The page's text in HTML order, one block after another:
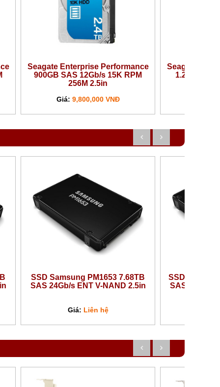
Seagate Enterprise Performance
1.2TB SAS 12Gb/s 10K RPM
256M 2.5in
Giá:10,500,000 VNĐ
Seagate
1.8TB SAS
SSD Samsung PM1653 15.36TB
SAS 24Gb/s ENT V-NAND 2.5in
Giá:Liên hệ
SSD Samsung
SAS 24Gb/s